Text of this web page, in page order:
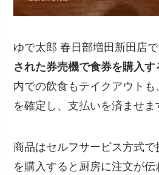
ゆで太郎 春日部増田新田店で
された券売機で食券を購入す
内での飲食もテイクアウト
を確定し、支払いを済ませま
商品はセルフサービス方式
を購入すると厨房に注文が伝